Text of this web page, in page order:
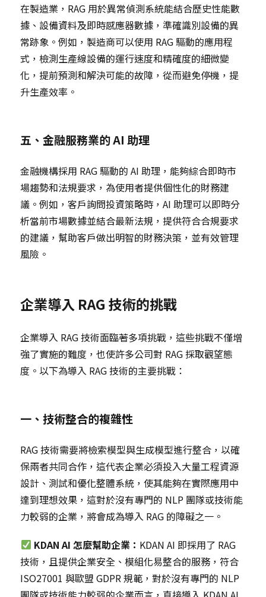
在製造業，RAG 用於異常偵測系統能結合歷史性能數
據、設備資料及即時感應器數據，準確識別設備的異
常跡象。例如，製造商可以使用 RAG 驅動的應用程
式，檢測生產線設備的運行速度和精確度的細微變
化，提前預測和解決可能的故障，從而避免停機，提
升生產效率。
五、金融服務業的 AI 助理
金融機構採用 RAG 驅動的 AI 助理，能夠綜合即時市
場趨勢和法規要求，為使用者提供個性化的財務建
議。例如，客戶詢問投資策略時，AI 助理可以即時分
析當前市場數據並結合最新法規，提供符合合規要求
的建議，幫助客戶做出明智的財務決策，並有效管理
風險。
企業導入 RAG 技術的挑戰
企業導入 RAG 技術面臨著多項挑戰，這些挑戰不僅增
強了實施的難度，也使許多公司對 RAG 採取觀望態
度。以下為導入 RAG 技術的主要挑戰：
一、技術整合的複雜性
RAG 技術需要將檢索模型與生成模型進行整合，以確
保兩者共同合作，這代表企業必須投入大量工程資源
設計、測試和優化整體系統，使其能夠在實際應用中
達到理想效果，這對於沒有專門的 NLP 團隊或技術能
力較弱的企業，將會成為導入 RAG 的障礙之一。
KDAN AI 怎麼幫助企業： KDAN AI 即採用了 RAG
技術，且提供企業安全、模組化易整合的服務，符合
ISO27001 與歐盟 GDPR 規範，對於沒有專門的 NLP